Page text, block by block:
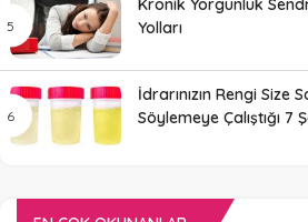
Kronik Yorgunluk
Yolları
İdrarınızın Rengi Size
Söylemeye Çalıştığı 7